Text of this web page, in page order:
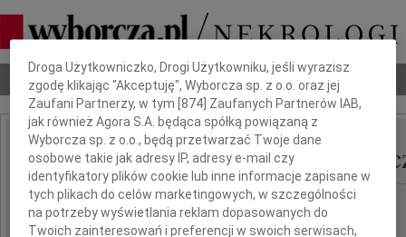
Nekrologi Odeszli Poradnik pogrzebowy
IMIĘ I NAZWISKO: Ewa Matuszewska-
REGION: Kraków
DATA EMISJI: 31.03.2018
Dbamy o Twoją prywatność
Droga Użytkowniczko, Drogi Użytkowniku, jeśli wyrazisz
zgodę klikając "Akceptuję", Wyborcza sp. z o.o. oraz jej
Zaufani Partnerzy, w tym [874 ] Zaufanych Partnerów IAB,
jak również Agora S.A. będąca spółką powiązaną z
Wyborcza sp. z o.o., będą przetwarzać Twoje dane
osobowe takie jak adresy IP, adresy e-mail czy
identyfikatory plików cookie lub inne informacje zapisane w
tych plikach do celów marketingowych, w szczególności
na potrzeby wyświetlania reklam dopasowanych do
Twoich zainteresowań i preferencji w swoich serwisach,